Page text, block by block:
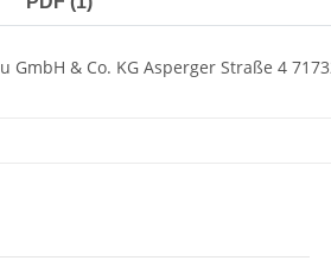
GmbH & Co. KG Asperger Straße 4